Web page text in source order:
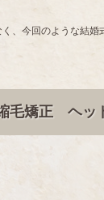
、今回のような結
毛矯正 ヘ